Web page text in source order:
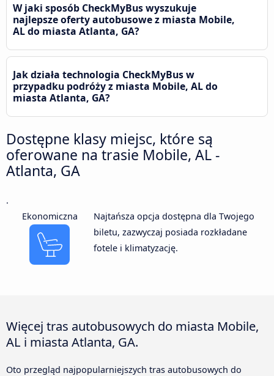
W jaki sposób CheckMyBus wyszukuje
najlepsze oferty autobusowe z miasta Mobile,
AL do miasta Atlanta, GA?
Jak działa technologia CheckMyBus w
przypadku podróży z miasta Mobile, AL do
miasta Atlanta, GA?
Dostępne klasy miejsc, które są
oferowane na trasie Mobile, AL -
Atlanta, GA
.
Ekonomiczna
Najtańsza opcja dostępna dla Twojego
biletu, zazwyczaj posiada rozkładane
fotele i klimatyzację.
Więcej tras autobusowych do miasta Mobile,
AL i miasta Atlanta, GA.
Oto przegląd najpopularniejszych tras autobusowych do